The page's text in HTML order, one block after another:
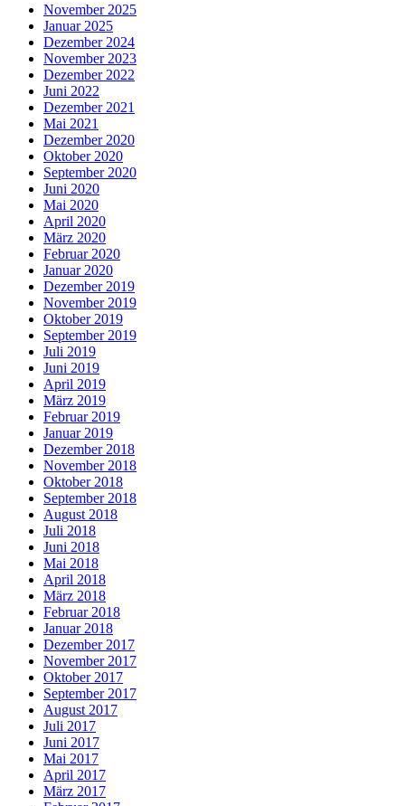
November 2025
Januar 2025
Dezember 2024
November 2023
Dezember 2022
Juni 2022
Dezember 2021
Mai 2021
Dezember 2020
Oktober 2020
September 2020
Juni 2020
Mai 2020
April 2020
März 2020
Februar 2020
Januar 2020
Dezember 2019
November 2019
Oktober 2019
September 2019
Juli 2019
Juni 2019
April 2019
März 2019
Februar 2019
Januar 2019
Dezember 2018
November 2018
Oktober 2018
September 2018
August 2018
Juli 2018
Juni 2018
Mai 2018
April 2018
März 2018
Februar 2018
Januar 2018
Dezember 2017
November 2017
Oktober 2017
September 2017
August 2017
Juli 2017
Juni 2017
Mai 2017
April 2017
März 2017